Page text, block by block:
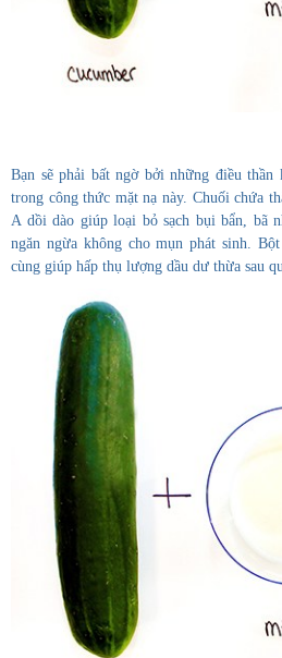
Bạn sẽ phải bất ngờ bởi những điều
trong công thức mặt nạ này. Chuối chứa
A dồi dào giúp loại bỏ sạch bụi bẩn, bã
ngăn ngừa không cho mụn phát sinh.
cùng giúp hấp thụ lượng dầu dư thừa sau